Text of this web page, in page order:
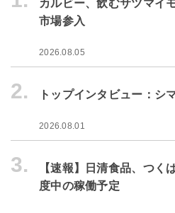
カルビー、飲むサツマイ
市場参入
2026.08.05
2. トップインタビュー：シ
2026.08.01
3.
【速報】日清食品、つ
度中の稼働予定